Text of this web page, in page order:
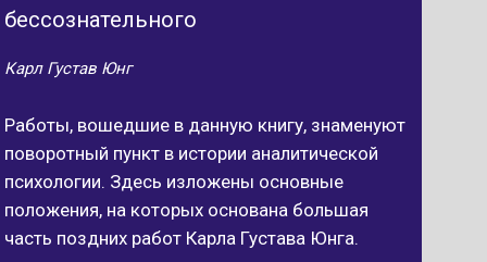
бессознательного
Карл Густав Юнг
Работы, вошедшие в данную книгу, знаменуют
поворотный пункт в истории аналитической
психологии. Здесь изложены основные
положения, на которых основана большая
часть поздних работ Карла Густава Юнга.